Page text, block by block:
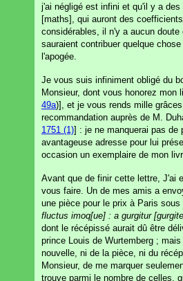
j'ai négligé est infini et qu'il y a
[maths], qui auront des
considérables, il n'y a aucun
sauraient contribuer quelque
l'apogée.
Je vous suis infiniment obligé du
Monsieur, dont vous honorez mon
49a)], et je vous rends mille
recommandation auprès de M.
1751 (1)] : je ne manquerai pas de
avantageuse adresse pour lui
occasion un exemplaire de mon
Avant que de finir cette lettre, J'ai
vous faire. Un de mes amis a
une pièce pour le prix à Paris sous
fluctus imoq[ue] : a gurgitur
dont le récépissé aurait dû être
prince Louis de Wurtemberg ;
nouvelle, ni de la pièce, ni du
Monsieur, de me marquer
trouve parmi le nombre de celles,